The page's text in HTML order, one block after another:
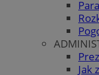
Jak